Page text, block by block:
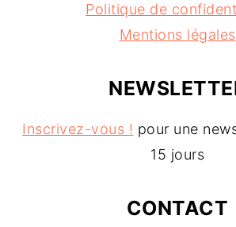
Politique de
Mentions légales
Inscrivez-vous ! pour une
15 jours
CONTACT